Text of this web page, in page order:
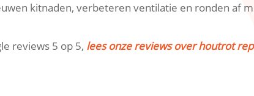
kitnaden, verbeteren ventilatie en ronden af
reviews 5 op 5, lees onze reviews over houtrot